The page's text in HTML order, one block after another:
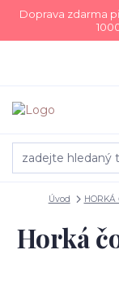
Doprava zdarma
Úvod HORKÁ
Horká